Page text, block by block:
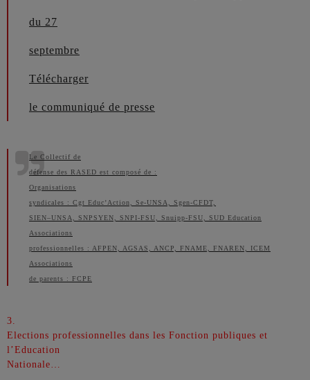
du 27
septembre
Télécharger
le communiqué de presse
Le Collectif de
défense des RASED est composé de :
Organisations
syndicales : Cgt Educ’Action, Se-UNSA, Sgen-CFDT,
SIEN–UNSA, SNPSYEN, SNPI-FSU, Snuipp-FSU, SUD Education
Associations
professionnelles : AFPEN, AGSAS, ANCP, FNAME, FNAREN, ICEM
Associations
de parents : FCPE
3.
Elections professionnelles dans les Fonction publiques et
l’Education
Nationale…